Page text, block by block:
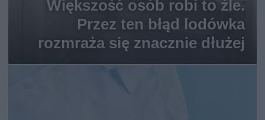
Większość osób robi to źle.
Przez ten błąd lodówka
rozmraża się znacznie dłużej